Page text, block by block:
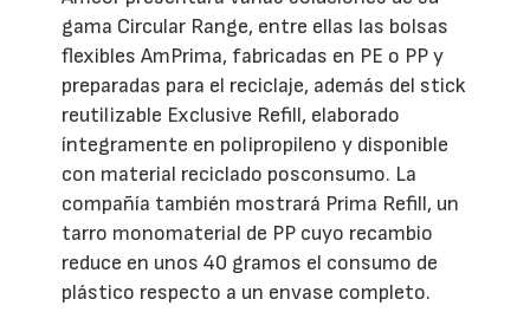
gama Circular Range, entre ellas las bolsas
flexibles AmPrima, fabricadas en PE o PP y
preparadas para el reciclaje, además del stick
reutilizable Exclusive Refill, elaborado
íntegramente en polipropileno y disponible
con material reciclado posconsumo. La
compañía también mostrará Prima Refill, un
tarro monomaterial de PP cuyo recambio
reduce en unos 40 gramos el consumo de
plástico respecto a un envase completo.